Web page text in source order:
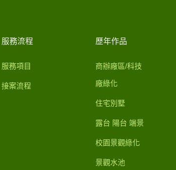
服務流程
服務項目
接案流程
歷年作品
商辦廠區/科技
廠綠化
住宅別墅
露台 陽台 端景
校園景觀綠化
景觀水池